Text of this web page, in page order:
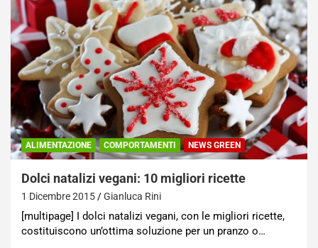
ALIMENTAZIONE COMPORTAMENTI NEWS GREEN
Dolci natalizi vegani: 10 migliori ricette
1 Dicembre 2015 Gianluca Rini
[multipage] I dolci natalizi vegani, con le migliori ricette,
costituiscono un’ottima soluzione per un pranzo o…